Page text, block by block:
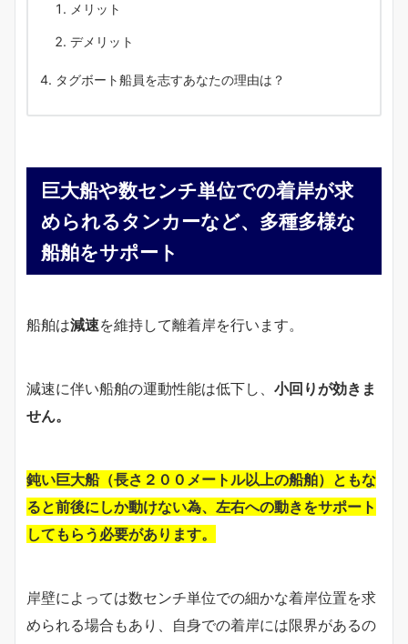
メリット
デメリット
タグボート船員を志すあなたの理由は？
巨大船や数センチ単位での着岸が求
められるタンカーなど、多種多様な
船舶をサポート
船舶は減速を維持して離着岸を行います。
減速に伴い船舶の運動性能は低下し、 小回りが効きま
せん。
鈍い巨大船（長さ２００メートル以上の船舶）ともな
ると前後にしか動けない為、左右への動きをサポート
してもらう必要があります。
岸壁によっては数センチ単位での細かな着岸位置を求
められる場合もあり、自身での着岸には限界があるの